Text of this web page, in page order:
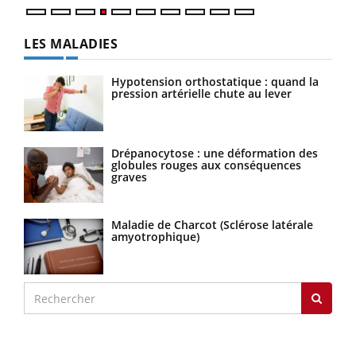
LES MALADIES
Hypotension orthostatique : quand la
pression artérielle chute au lever
Drépanocytose : une déformation des
globules rouges aux conséquences
graves
Maladie de Charcot (Sclérose latérale
amyotrophique)